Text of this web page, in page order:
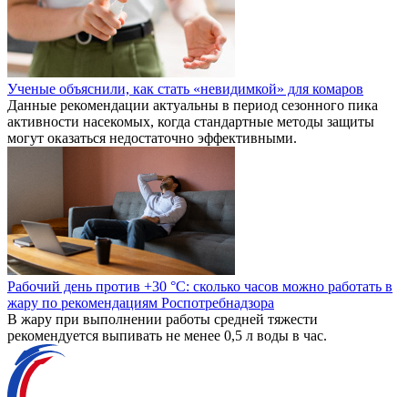
Ученые объяснили, как стать «невидимкой» для комаров
Данные рекомендации актуальны в период сезонного пика
активности насекомых, когда стандартные методы защиты
могут оказаться недостаточно эффективными.
Рабочий день против +30 °C: сколько часов можно работать в
жару по рекомендациям Роспотребнадзора
В жару при выполнении работы средней тяжести
рекомендуется выпивать не менее 0,5 л воды в час.